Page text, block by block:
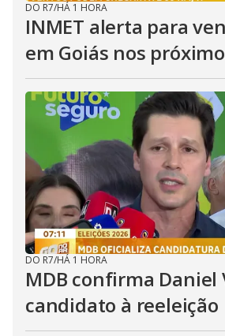
DO R7/HÁ 1 HORA
INMET alerta para
em Goiás nos
DO R7/HÁ 1 HORA
MDB confirma Daniel
candidato à reeleição